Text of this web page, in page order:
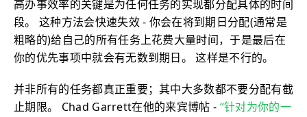
高办事效率的关键是为任何任务的实现都分配具体的时间
段。 这种方法会快速失效 - 你会在将到期日分配(通常是
粗略的)给自己的所有任务上花费大量时间，于是最后在
你的优先事项中就会有无数到期日。 这样是不行的。
并非所有的任务都真正重要；其中大多数都不要分配有截
止期限。 Chad Garrett在他的来宾博帖 - “针对为你的一